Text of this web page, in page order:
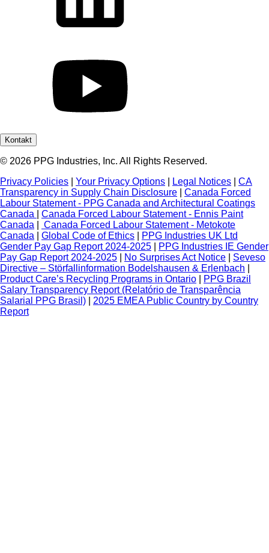
Kontakt
© 2026 PPG Industries, Inc. All Rights Reserved.
Privacy Policies
Your Privacy Options Legal Notices
CA
Transparency in Supply Chain Disclosure
Canada Forced
Labour Statement - PPG Canada and Architectural Coatings
Canada
Canada Forced Labour Statement - Ennis Paint
Canada
Canada Forced Labour Statement - Metokote
Canada
Global Code of Ethics
PPG Industries UK Ltd
Gender Pay Gap Report 2024-2025
PPG Industries IE Gender
Pay Gap Report 2024-2025
No Surprises Act Notice
Seveso
Directive – Störfallinformation Bodelshausen & Erlenbach
Product Care’s Recycling Programs in Ontario
PPG Brazil
Salary Transparency Report (Relatório de Transparência
Salarial PPG Brasil)
2025 EMEA Public Country by Country
Report